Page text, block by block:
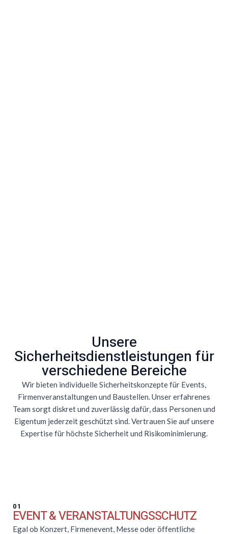
Unsere
Sicherheitsdienstleistungen für
verschiedene Bereiche
Wir bieten individuelle Sicherheitskonzepte für Events,
Firmenveranstaltungen und Baustellen. Unser erfahrenes
Team sorgt diskret und zuverlässig dafür, dass Personen und
Eigentum jederzeit geschützt sind. Vertrauen Sie auf unsere
Expertise für höchste Sicherheit und Risikominimierung.
01
EVENT & VERANSTALTUNGSSCHUTZ
Egal ob Konzert, Firmenevent, Messe oder öffentliche